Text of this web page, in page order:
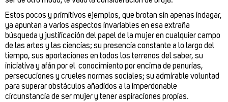
Estos pocos y primitivos ejemplos, que brotan sin apenas indagar,
ya apuntan a varios aspectos invariables en esa extraña
búsqueda y justificación del papel de la mujer en cualquier campo
de las artes y las ciencias; su presencia constante a lo largo del
tiempo, sus aportaciones en todos los terrenos del saber, su
iniciativa y afán por el conocimiento por encima de penurias,
persecuciones y crueles normas sociales; su admirable voluntad
para superar obstáculos añadidos a la imperdonable
circunstancia de ser mujer y tener aspiraciones propias.